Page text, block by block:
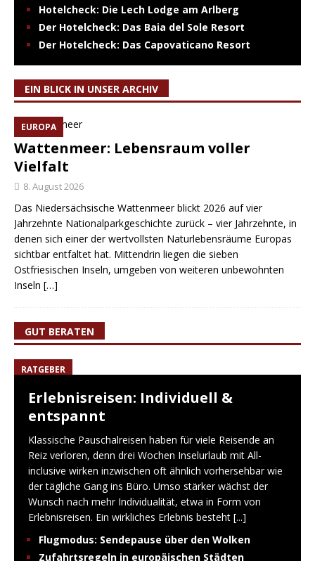
Hotelcheck: Die Lech Lodge am Arlberg
Der Hotelcheck: Das Baia del Sole Resort
Der Hotelcheck: Das Capovaticano Resort
EIN BLICK IN UNSER ARCHIV
EUROPA
Wattenmeer: Lebensraum voller
Vielfalt
8. August 2026
Das Niedersächsische Wattenmeer blickt 2026 auf vier
Jahrzehnte Nationalparkgeschichte zurück – vier Jahrzehnte, in
denen sich einer der wertvollsten Naturlebensräume Europas
sichtbar entfaltet hat. Mittendrin liegen die sieben
Ostfriesischen Inseln, umgeben von weiteren unbewohnten
Inseln […]
GUT BERATEN
RATGEBER
Erlebnisreisen: Individuell &
entspannt
Klassische Pauschalreisen haben für viele Reisende an
Reiz verloren, denn drei Wochen Inselurlaub mit All-
inclusive wirken inzwischen oft ähnlich vorhersehbar wie
der tägliche Gang ins Büro. Umso stärker wächst der
Wunsch nach mehr Individualität, etwa in Form von
Erlebnisreisen. Ein wirkliches Erlebnis besteht [...]
Flugmodus: Sendepause über den Wolken
Zufahrtsregeln in europäischen Städten